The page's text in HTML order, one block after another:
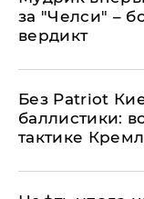
за "Челси" –
вердикт
​Без Patriot
баллистики:
тактике